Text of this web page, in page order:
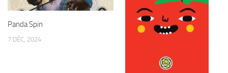
Panda Spin
7 DÉC, 2024